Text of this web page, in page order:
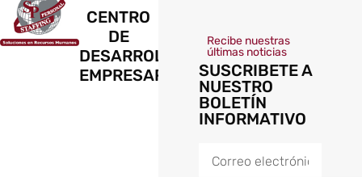
CENTRO
DE
DESARROLLO
EMPRESARIAL
Recibe nuestras
últimas noticias
SUSCRIBETE A
NUESTRO
BOLETÍN
INFORMATIVO